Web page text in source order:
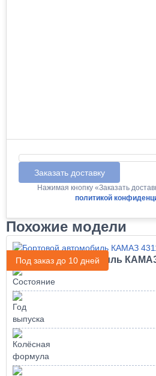
Заказать доставку
Нажимая кнопку «Заказать
политикой
Похожие модели
Под заказ до 10 дней
Бортовой автомобиль